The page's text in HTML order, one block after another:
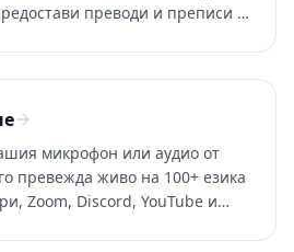
преводи и преписи в
микрофон или аудио от
превежда живо на 100+ езика
Zoom, Discord, YouTube и